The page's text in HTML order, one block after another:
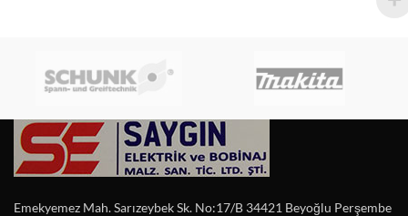
Emekyemez Mah. Sarızeybek Sk. No:17/B 34421 Beyoğlu Perşembe